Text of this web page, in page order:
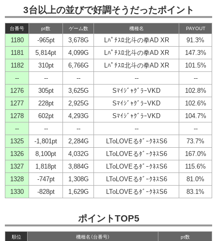
3台以上の並びで好調そうだったポイント
台番号 pt数 ゲーム数 機種名 PAYOUT
1180 -965pt 3,678G Lﾊﾟﾁｽﾛ北斗の拳AD XR
91.3%
1181
5,814pt 4,099G Lﾊﾟﾁｽﾛ北斗の拳AD XR
147.3%
1182
310pt 6,766G Lﾊﾟﾁｽﾛ北斗の拳AD XR
101.5%
--
-- -- --
--
1276
305pt 3,625G SﾏｲｼﾞｬｸﾞﾗｰVKD
102.8%
1277
228pt 2,925G SﾏｲｼﾞｬｸﾞﾗｰVKD
102.6%
1278
602pt 4,293G SﾏｲｼﾞｬｸﾞﾗｰVKD
104.7%
--
-- -- --
--
1325
-1,801pt 2,284G LToLOVEるﾀﾞｰｸﾈｽS6
73.7%
1326
8,100pt 4,032G LToLOVEるﾀﾞｰｸﾈｽS6
167.0%
1327
1,818pt 3,884G LToLOVEるﾀﾞｰｸﾈｽS6
115.6%
1328
-747pt 1,308G LToLOVEるﾀﾞｰｸﾈｽS6
81.0%
1330
-828pt 1,629G LToLOVEるﾀﾞｰｸﾈｽS6 83.1%
ポイントTOP5
順位 機種名（台番号） pt数